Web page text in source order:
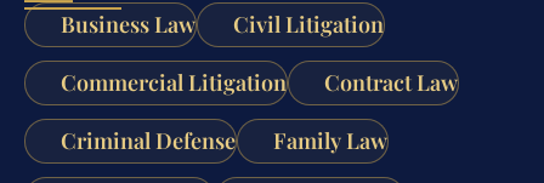
Business Law
Civil Litigation
Commercial Litigation Contract Law
Criminal Defense Family Law